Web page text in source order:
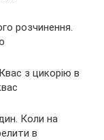
розчинення.
Коли на
в